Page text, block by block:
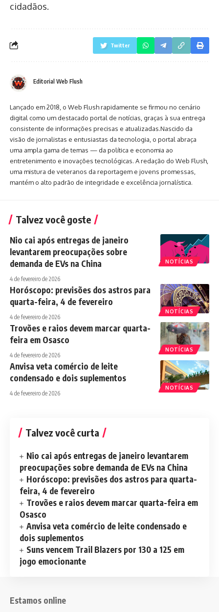
cidadãos.
Twitter
Editorial Web Flush
Lançado em 2018, o Web Flush rapidamente se firmou no cenário
digital como um destacado portal de notícias, graças à sua entrega
consistente de informações precisas e atualizadas.Nascido da
visão de jornalistas e entusiastas da tecnologia, o portal abraça
uma ampla gama de temas — da política e economia ao
entretenimento e inovações tecnológicas. A redação do Web Flush,
uma mistura de veteranos da reportagem e jovens promessas,
mantém o alto padrão de integridade e excelência jornalística.
Talvez você goste
NOTÍCIAS
Nio cai após entregas de janeiro
levantarem preocupações sobre
demanda de EVs na China
4 de fevereiro de 2026
NOTÍCIAS
Horóscopo: previsões dos astros para
quarta-feira, 4 de fevereiro
4 de fevereiro de 2026
NOTÍCIAS
Trovões e raios devem marcar quarta-
feira em Osasco
4 de fevereiro de 2026
NOTÍCIAS
Anvisa veta comércio de leite
condensado e dois suplementos
4 de fevereiro de 2026
Talvez você curta
Nio cai após entregas de janeiro levantarem
preocupações sobre demanda de EVs na China
Horóscopo: previsões dos astros para quarta-
feira, 4 de fevereiro
Trovões e raios devem marcar quarta-feira em
Osasco
Anvisa veta comércio de leite condensado e
dois suplementos
Suns vencem Trail Blazers por 130 a 125 em
jogo emocionante
Estamos online